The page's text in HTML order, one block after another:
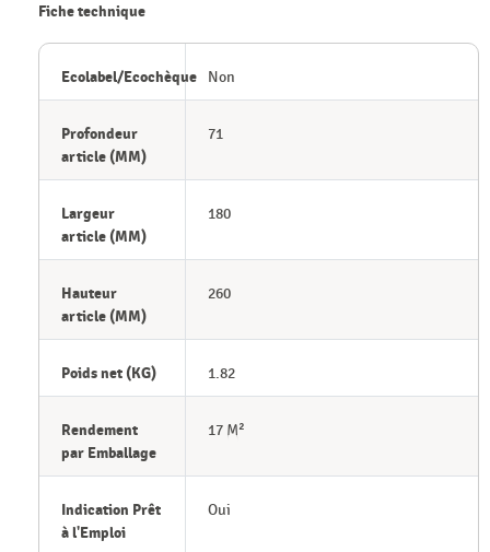
Fiche technique
Ecolabel/Ecochèque Non
Profondeur
article (MM)
71
Largeur
article (MM)
180
Hauteur
article (MM)
260
Poids net (KG) 1.82
Rendement
par Emballage
17 M²
Indication Prêt
à l'Emploi
Oui